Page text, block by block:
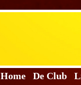
Home De Club